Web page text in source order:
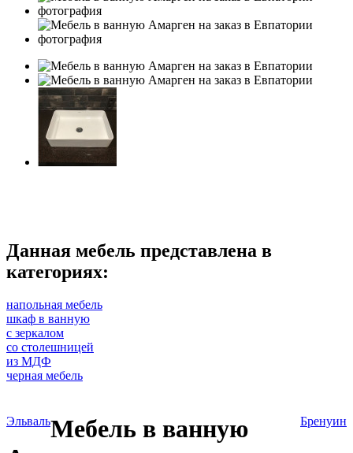
Данная мебель представлена в
категориях:
напольная мебель
шкаф в ванную
с зеркалом
со столешницей
из МДФ
черная мебель
Эльваль Бренуин
Мебель в ванную